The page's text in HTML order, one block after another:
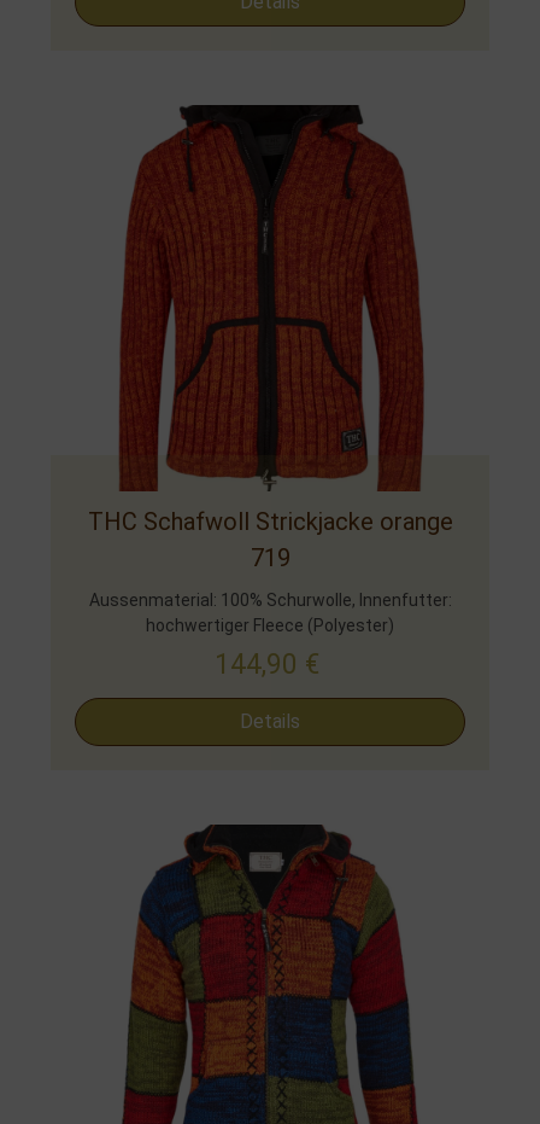
THC Schafwoll Strickjacke orange
719
Aussenmaterial: 100% Schurwolle, Innenfutter:
hochwertiger Fleece (Polyester)
144,90 €
Details